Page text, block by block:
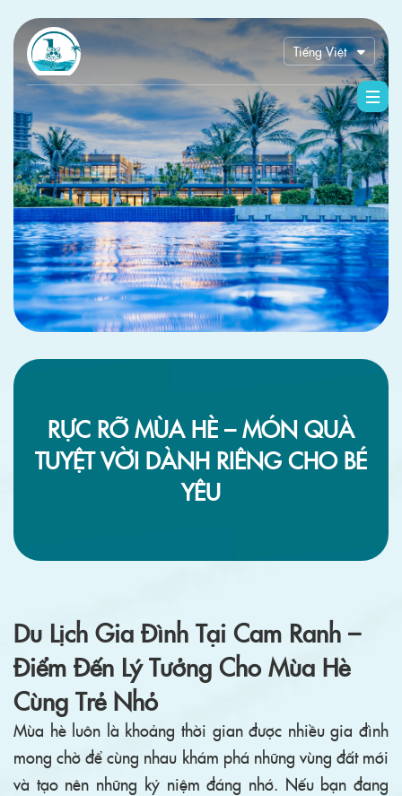
Tiếng Việt
English
한국어
中文 (中国)
Русский
RỰC RỠ MÙA HÈ – MÓN QUÀ
TUYỆT VỜI DÀNH RIÊNG CHO BÉ
YÊU
Du Lịch Gia Đình Tại Cam Ranh –
Điểm Đến Lý Tưởng Cho Mùa Hè
Cùng Trẻ Nhỏ
Mùa hè luôn là khoảng thời gian được nhiều gia đình
mong chờ để cùng nhau khám phá những vùng đất mới
và tạo nên những kỷ niệm đáng nhớ. Nếu bạn đang